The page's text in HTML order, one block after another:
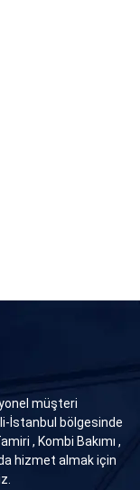
müşteri
İstanbul bölgesinde
, Kombi Bakımı ,
hizmet almak için